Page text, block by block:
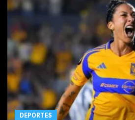
DEPORTES